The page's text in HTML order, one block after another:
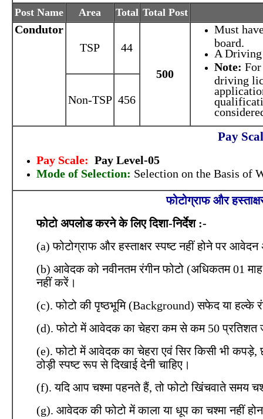
Post Name Area Total Total Post
Condutor
TSP
44
500
Must
board.
A Driving
Note:
driving
Non-TSP 456
Pay
Pay Scale: Pay Level-05
Mode of Selection: Selection on the Basis of
फोटोग्राफ और
फोटो अपलोड करने के लिए दिशा-निर्देश :-
(a) फोटोग्राफ और हस्ताक्षर स्पष्ट नहीं होने पर
(b) आवेदक को नवीनतम रंगीन फोटो (अधिकतम 01 माह
नहीं करें।
(c). फोटो की पृष्ठभूमि (Background) सफेद या हल्के
(d). फोटो में आवेदक का चेहरा कम से कम 50 प्रतिशत
(e). फोटो में आवेदक का चेहरा एवं सिर किसी भी कपड़े,
ठोड़ी स्पष्ट रूप से दिखाई देनी चाहिए।
(f). यदि आप चश्मा पहनते हैं, तो फोटो खिंचवाते समय
(g). आवेदक की फोटो में काला या धूप का चश्मा नहीं